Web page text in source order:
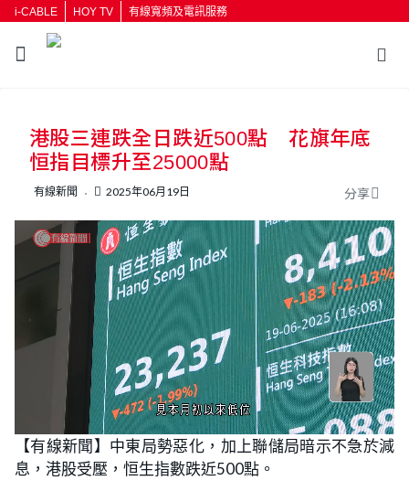
i-CABLE HOY TV 有線寬頻及電訊服務
按輸入鍵開始搜尋
港股三連跌全日跌近500點 花旗年底
恒指目標升至25000點
有線新聞 2025年06月19日 分享
n
m
t
e
L
o
a
d
e
d
【有線新聞】中東局勢惡化，加上聯儲局暗示不急於減
息，港股受壓，恒生指數跌近500點。